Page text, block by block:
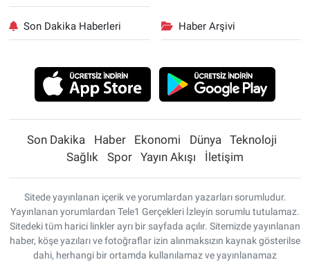
Son Dakika Haberleri Haber Arşivi
Son Dakika Haber Ekonomi Dünya
Teknoloji
Sağlık
Spor Yayın Akışı İletişim
Sitede yayınlanan içerik ve yorumlardan yazarları sorumludur.
Yayınlanan yorumlardan Tele1 Gerçekleri İzleyin sorumlu tutulamaz.
Sitedeki tüm harici linkler ayrı bir sayfada açılır. Sitemizde yayınlanan
haber, köşe yazıları ve fotoğraflar izin alınmaksızın kaynak gösterilse
dahi, herhangi bir ortamda kullanılamaz ve yayınlanamaz